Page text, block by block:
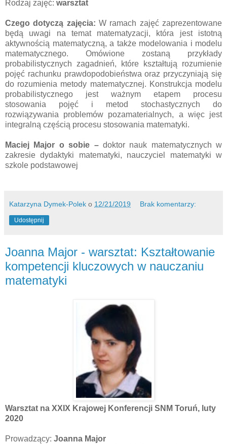
Rodzaj zajęć: warsztat
Czego dotyczą zajęcia: W ramach zajęć zaprezentowane
będą uwagi na temat matematyzacji, która jest istotną
aktywnością matematyczną, a także modelowania i modelu
matematycznego. Omówione zostaną przykłady
probabilistycznych zagadnień, które kształtują rozumienie
pojęć rachunku prawdopodobieństwa oraz przyczyniają się
do rozumienia metody matematycznej. Konstrukcja modelu
probabilistycznego jest ważnym etapem procesu
stosowania pojęć i metod stochastycznych do
rozwiązywania problemów pozamaterialnych, a więc jest
integralną częścią procesu stosowania matematyki.
Maciej Major o sobie – doktor nauk matematycznych w
zakresie dydaktyki matematyki, nauczyciel matematyki w
szkole podstawowej
Katarzyna Dymek-Polek o 12/21/2019 Brak komentarzy:
Udostępnij
Joanna Major - warsztat: Kształtowanie
kompetencji kluczowych w nauczaniu
matematyki
Warsztat na XXIX Krajowej Konferencji SNM Toruń, luty
2020
Prowadzący: Joanna Major